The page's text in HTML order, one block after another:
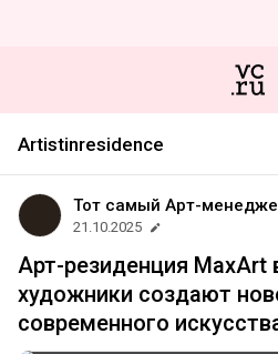
Artistinresidence
Тот самый Арт-
21.10.2025
Арт-резиденция MaxArt
художники создают
современного